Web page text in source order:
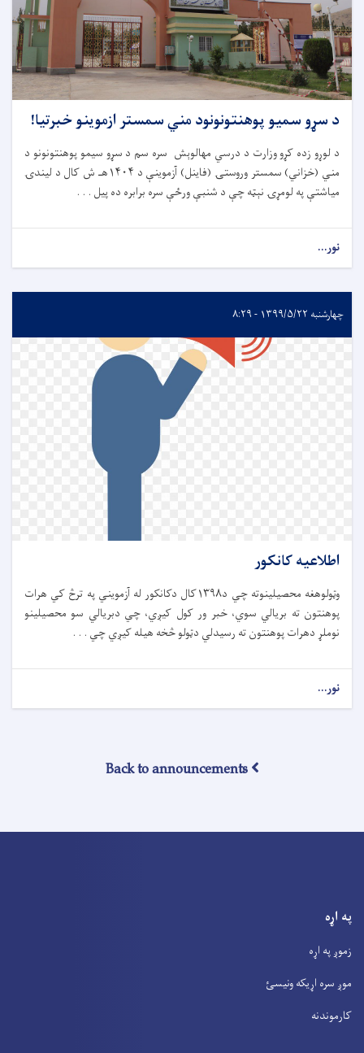
د سړو سمیو پوهنتونونود مني سمستر ازموینو خبرتیا!
د لوړو زده کړو وزارت د درسي مهالوېش سره سم د سړو سیمو پوهنتونونو د
مني (خزاني) سمستر وروستۍ (فاینل) آزموینې د ۱۴۰۴هـ ش کال د لیندۍ
میاشتې په لومړۍ نېټه چې د شنبې ورځې سره برابره ده پیل . . .
نور...
چهارشنبه ۱۳۹۹/۵/۲۲ - ۸:۲۹
اطلاعیه کانکور
وټولوهغه محصیلینوته چي د۱۳۹۸کال دکانکور له آزمویني په ترڅ کي هرات
پوهنتون ته بریالي سوي، خبر ور کول کیږي، چي دبریالي سو محصیلینو
نوملړ دهرات پوهنتون ته رسیدلي دټولو څخه هیله کیږي چي . . .
نور...
Back to announcements
په اړه
زموږ په اړه
موږ سره اړیکه ونیسئ
کارموندنه